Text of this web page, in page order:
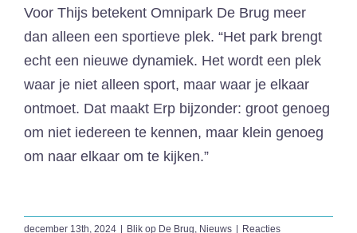
Voor Thijs betekent Omnipark De Brug meer
dan alleen een sportieve plek. “Het park brengt
echt een nieuwe dynamiek. Het wordt een plek
waar je niet alleen sport, maar waar je elkaar
ontmoet. Dat maakt Erp bijzonder: groot genoeg
om niet iedereen te kennen, maar klein genoeg
om naar elkaar om te kijken.”
december 13th, 2024 | Blik op De Brug Nieuws | Reacties